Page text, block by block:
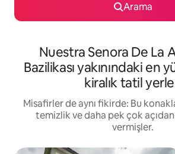
Arama
Nuestra Senora De La
Bazilikası yakınındaki en
kiralık tatil
Misafirler de aynı fikirde: Bu
temizlik ve daha pek çok
vermişler.